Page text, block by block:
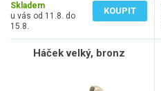
Skladem
u vás od 11.8. do
15.8.
KOUPIT
Háček velký, bronz